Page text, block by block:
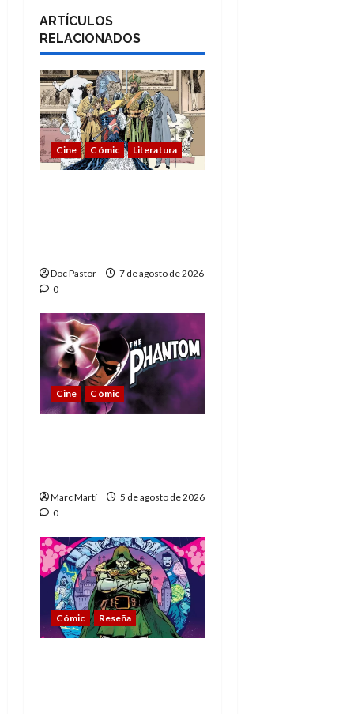
ARTÍCULOS
RELACIONADOS
Cine Cómic Literatura
Doc Pastor
7 de agosto de 2026
0
Cine Cómic
Marc Martí
5 de agosto de 2026
0
Cómic Reseña